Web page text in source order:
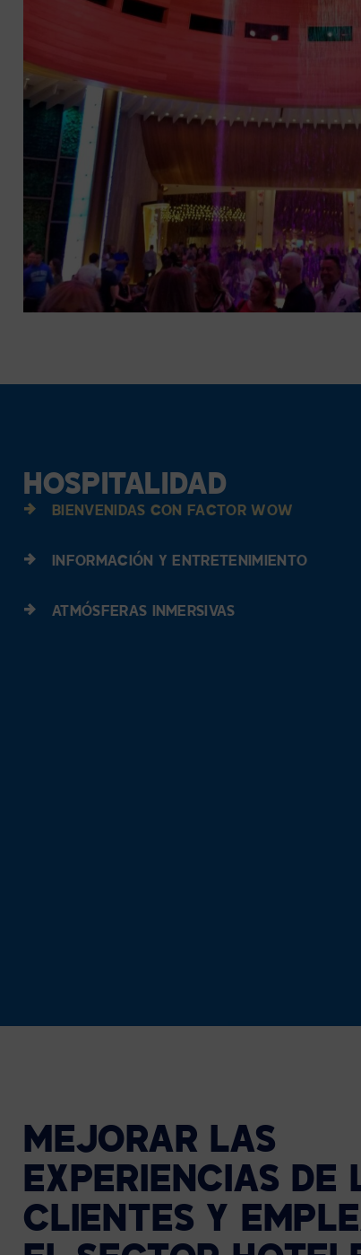
HOSPITALIDAD
BIENVENIDAS CON FACTOR WOW
INFORMACIÓN Y ENTRETENIMIENTO
ATMÓSFERAS INMERSIVAS
MEJORAR LAS
EXPERIENCIAS DE
CLIENTES Y